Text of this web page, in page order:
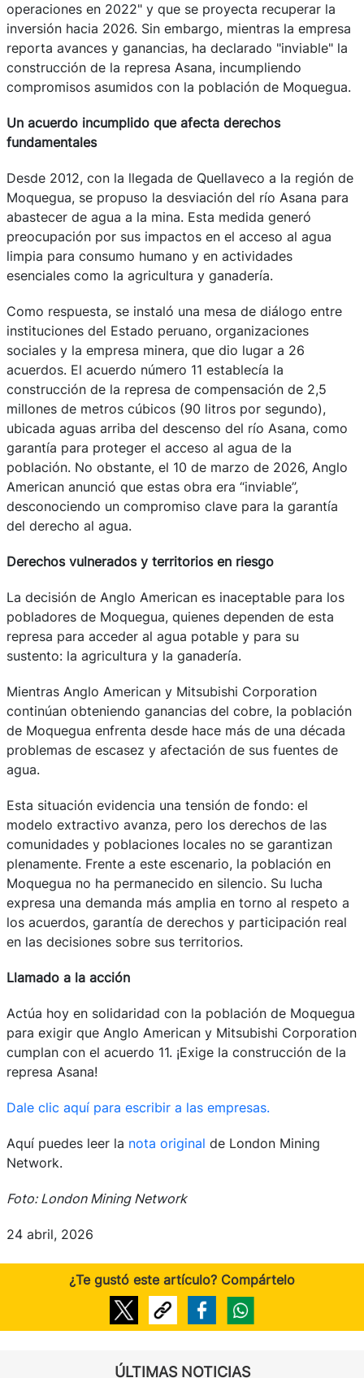
operaciones en 2022" y que se proyecta recuperar la
inversión hacia 2026. Sin embargo, mientras la empresa
reporta avances y ganancias, ha declarado "inviable" la
construcción de la represa Asana, incumpliendo
compromisos asumidos con la población de Moquegua.
Un acuerdo incumplido que afecta derechos
fundamentales
Desde 2012, con la llegada de Quellaveco a la región de
Moquegua, se propuso la desviación del río Asana para
abastecer de agua a la mina. Esta medida generó
preocupación por sus impactos en el acceso al agua
limpia para consumo humano y en actividades
esenciales como la agricultura y ganadería.
Como respuesta, se instaló una mesa de diálogo entre
instituciones del Estado peruano, organizaciones
sociales y la empresa minera, que dio lugar a 26
acuerdos. El acuerdo número 11 establecía la
construcción de la represa de compensación de 2,5
millones de metros cúbicos (90 litros por segundo),
ubicada aguas arriba del descenso del río Asana, como
garantía para proteger el acceso al agua de la
población. No obstante, el 10 de marzo de 2026, Anglo
American anunció que estas obra era “inviable”,
desconociendo un compromiso clave para la garantía
del derecho al agua.
Derechos vulnerados y territorios en riesgo
La decisión de Anglo American es inaceptable para los
pobladores de Moquegua, quienes dependen de esta
represa para acceder al agua potable y para su
sustento: la agricultura y la ganadería.
Mientras Anglo American y Mitsubishi Corporation
continúan obteniendo ganancias del cobre, la población
de Moquegua enfrenta desde hace más de una década
problemas de escasez y afectación de sus fuentes de
agua.
Esta situación evidencia una tensión de fondo: el
modelo extractivo avanza, pero los derechos de las
comunidades y poblaciones locales no se garantizan
plenamente. Frente a este escenario, la población en
Moquegua no ha permanecido en silencio. Su lucha
expresa una demanda más amplia en torno al respeto a
los acuerdos, garantía de derechos y participación real
en las decisiones sobre sus territorios.
Llamado a la acción
Actúa hoy en solidaridad con la población de Moquegua
para exigir que Anglo American y Mitsubishi Corporation
cumplan con el acuerdo 11. ¡Exige la construcción de la
represa Asana!
Dale clic aquí para escribir a las empresas.
Aquí puedes leer la nota original de London Mining
Network.
Foto: London Mining Network
24 abril, 2026
¿Te gustó este artículo? Compártelo
ÚLTIMAS NOTICIAS